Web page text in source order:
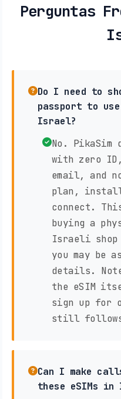
Perguntas
Do I need to
passport to
Israel?
No. PikaSim
with zero
email, and
plan, install
connect.
buying a
Israeli
you may be
details.
the eSIM
sign up for
still
Can I make
these eSIMs in